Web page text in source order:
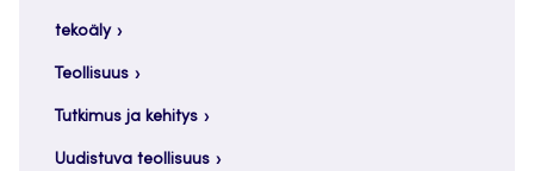
tekoäly
Teollisuus
Tutkimus ja kehitys
Uudistuva teollisuus